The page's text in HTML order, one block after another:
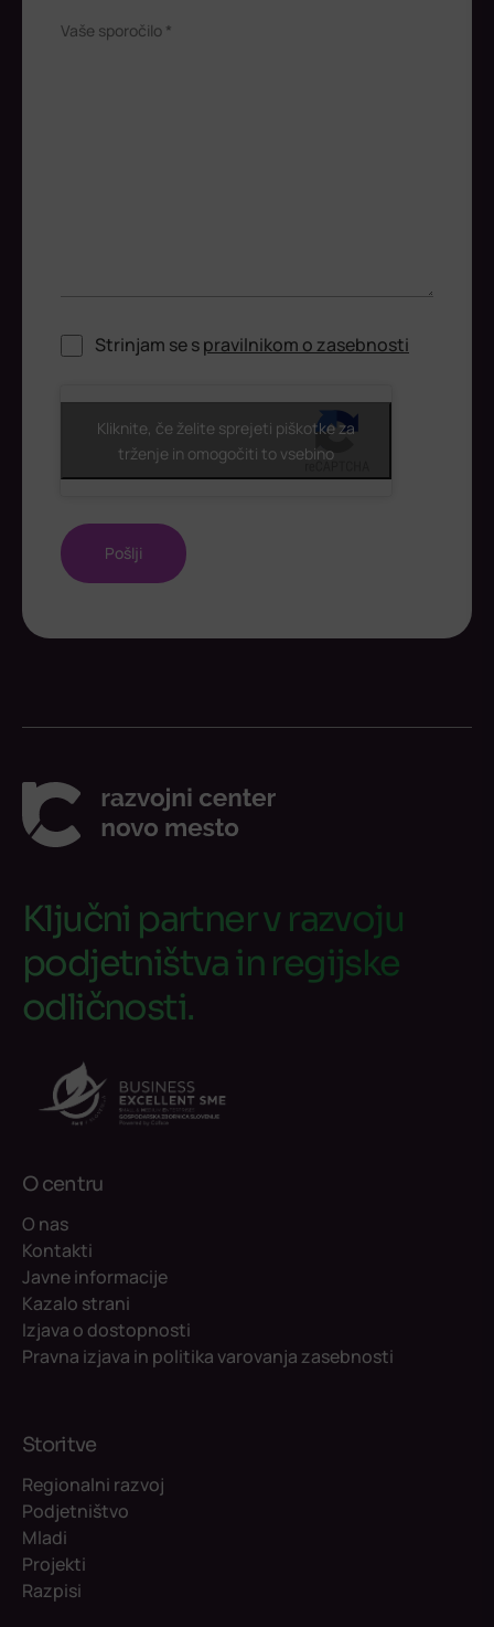
Vaše sporočilo *
Strinjam se spravilnikom o zasebnosti
ReCaptcha
Kliknite, če želite sprejeti piškotke za
trženje in omogočiti to vsebino
Ključni partner v razvoju
podjetništva in regijske
odličnosti.
O centru
O nas
Kontakti
Javne informacije
Kazalo strani
Izjava o dostopnosti
Pravna izjava in politika varovanja zasebnosti
Storitve
Regionalni razvoj
Podjetništvo
Mladi
Projekti
Razpisi